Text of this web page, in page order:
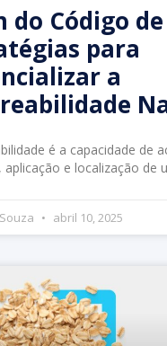
do Código
para
a
é a capacidade de
aplicação e localização de
abril 10, 2025